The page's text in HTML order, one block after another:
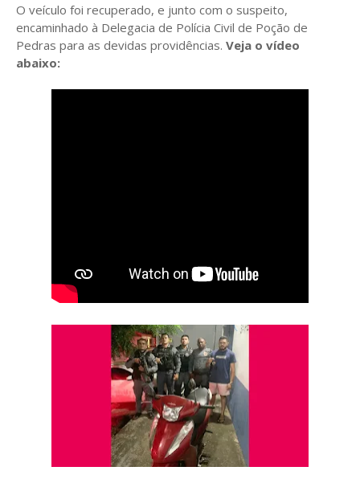
O veículo foi recuperado, e junto com o suspeito,
encaminhado à Delegacia de Polícia Civil de Poção de
Pedras para as devidas providências. Veja o vídeo
abaixo: